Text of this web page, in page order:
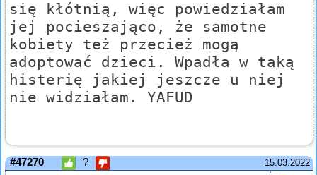
się kłótnią, więc powiedziałam
jej pocieszająco, że samotne
kobiety też przecież mogą
adoptować dzieci. Wpadła w taką
histerię jakiej jeszcze u niej
nie widziałam. YAFUD
15.03.2022
#47270 ?